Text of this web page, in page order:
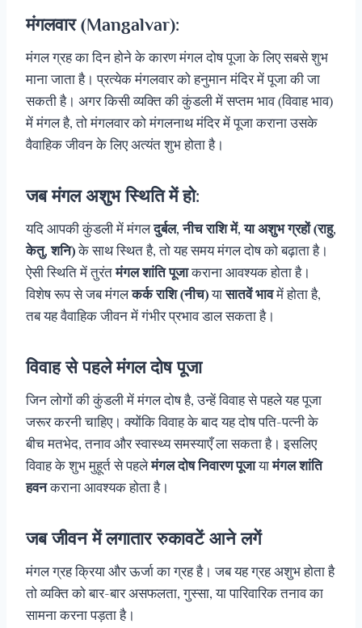
मंगलवार (Mangalvar):
मंगल ग्रह का दिन होने के कारण मंगल दोष पूजा के लिए सबसे शुभ
माना जाता है। प्रत्येक मंगलवार को हनुमान मंदिर में पूजा की जा
सकती है। अगर किसी व्यक्ति की कुंडली में सप्तम भाव (विवाह भाव)
में मंगल है, तो मंगलवार को मंगलनाथ मंदिर में पूजा कराना उसके
वैवाहिक जीवन के लिए अत्यंत शुभ होता है।
जब मंगल अशुभ स्थिति में हो:
यदि आपकी कुंडली में मंगलदुर्बल, नीच राशि में, या अशुभ ग्रहों (राहु,
केतु, शनि)के साथ स्थित है, तो यह समय मंगल दोष को बढ़ाता है।
ऐसी स्थिति में तुरंतमंगल शांति पूजाकराना आवश्यक होता है।
विशेष रूप से जब मंगलकर्क राशि (नीच)यासातवें भावमें होता है,
तब यह वैवाहिक जीवन में गंभीर प्रभाव डाल सकता है।
विवाह से पहले मंगल दोष पूजा
जिन लोगों की कुंडली में मंगल दोष है, उन्हें विवाह से पहले यह पूजा
जरूर करनी चाहिए। क्योंकि विवाह के बाद यह दोष पति-पत्नी के
बीच मतभेद, तनाव और स्वास्थ्य समस्याएँ ला सकता है। इसलिए
विवाह के शुभ मुहूर्त से पहलेमंगल दोष निवारण पूजायामंगल शांति
हवनकराना आवश्यक होता है।
जब जीवन में लगातार रुकावटें आने लगें
मंगल ग्रह क्रिया और ऊर्जा का ग्रह है। जब यह ग्रह अशुभ होता है
तो व्यक्ति को बार-बार असफलता, गुस्सा, या पारिवारिक तनाव का
सामना करना पड़ता है।